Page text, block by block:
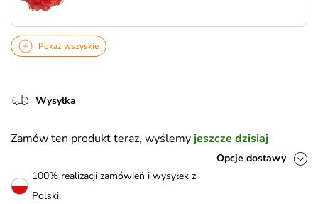
Pokaż wszyskie
Wysyłka
Zamów ten produkt teraz, wyślemy jeszcze dzisiaj
Opcje dostawy
100% realizacji zamówień i wysyłek z
Polski.